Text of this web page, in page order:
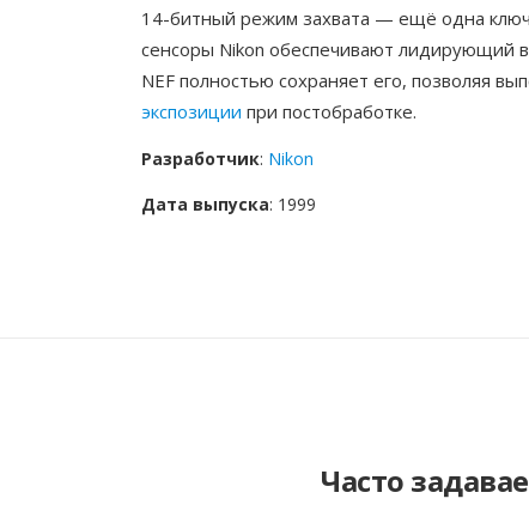
14-битный режим захвата — ещё одна
сенсоры Nikon обеспечивают лидирующий
NEF полностью сохраняет его, позволяя
экспозиции при постобработке.
Разработчик: Nikon
Дата выпуска: 1999
Часто